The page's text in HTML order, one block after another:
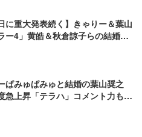
に重大発表続く】きゃりー＆葉山
ー4」黄皓＆秋倉諒子らの結婚、
ぱみゅぱみゅと結婚の葉山奨之
急上昇「テラハ」コメント力も話